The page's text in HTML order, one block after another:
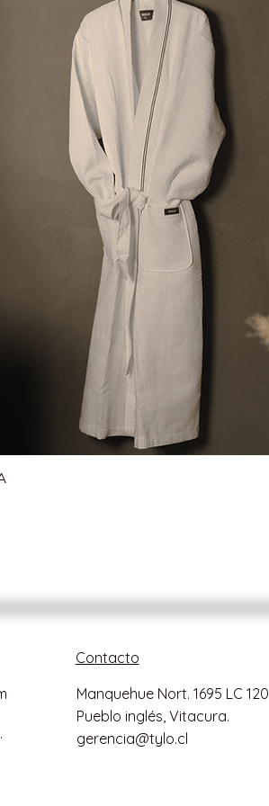
Contacto
Manquehue Nort. 1695 LC 120
Pueblo inglés, Vitacura.
gerencia@tylo.cl